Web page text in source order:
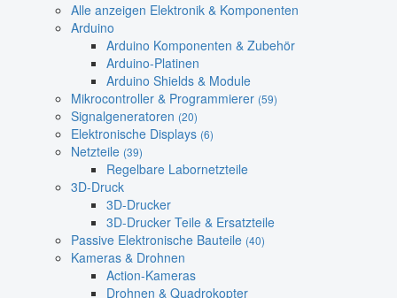
Alle anzeigen Elektronik & Komponenten
Arduino
Arduino Komponenten & Zubehör
Arduino-Platinen
Arduino Shields & Module
Mikrocontroller & Programmierer (59)
Signalgeneratoren (20)
Elektronische Displays (6)
Netzteile (39)
Regelbare Labornetzteile
3D-Druck
3D-Drucker
3D-Drucker Teile & Ersatzteile
Passive Elektronische Bauteile (40)
Kameras & Drohnen
Action-Kameras
Drohnen & Quadrokopter